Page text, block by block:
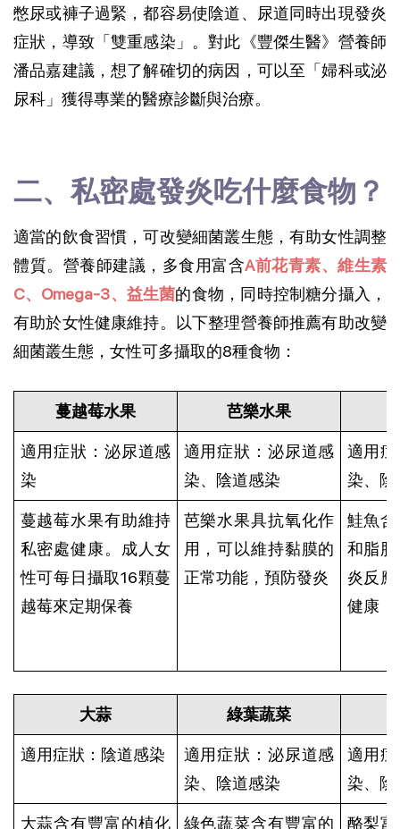
憋尿或褲子過緊，都容易使陰道、尿道同時出現發炎
症狀，導致「雙重感染」。對此《豐傑生醫》營養師
潘品嘉建議，想了解確切的病因，可以至「婦科或泌
尿科」獲得專業的醫療診斷與治療。
二、私密處發炎吃什麼食物？
適當的飲食習慣，可改變細菌叢生態，有助女性調整
體質。營養師建議，多食用富含A前花青素、維生素
C、Omega-3、益生菌的食物，同時控制糖分攝入，
有助於女性健康維持。以下整理營養師推薦有助改變
細菌叢生態，女性可多攝取的8種食物：
蔓越莓水果 芭樂水果
適用症狀：泌尿道感
染
適用症狀：泌尿道感
染、陰道感染
適用
染、陰
蔓越莓水果有助維持
私密處健康。成人女
性可每日攝取16顆蔓
越莓來定期保養
芭樂水果具抗氧化作
用，可以維持黏膜的
正常功能，預防發炎
鮭魚
和脂
炎反
健康
大蒜 綠葉蔬菜
適用症狀：陰道感染
適用症狀：泌尿道感
染、陰道感染
適用
染、陰
大蒜含有豐富的植化 綠色蔬菜含有豐富的 酪梨